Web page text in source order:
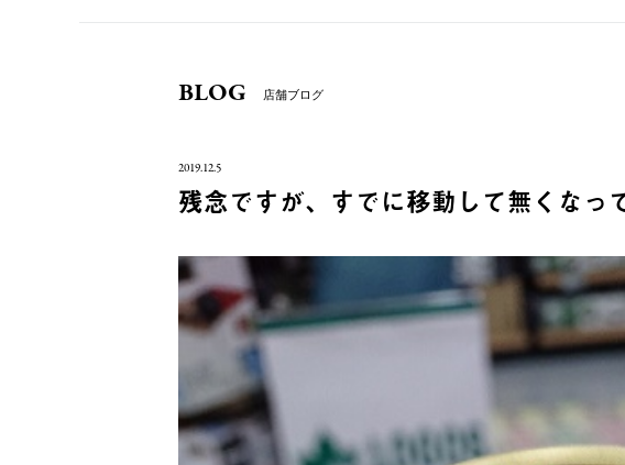
BLOG 店舗ブログ
2019.12.5
残念ですが、すでに移動して無くなっ